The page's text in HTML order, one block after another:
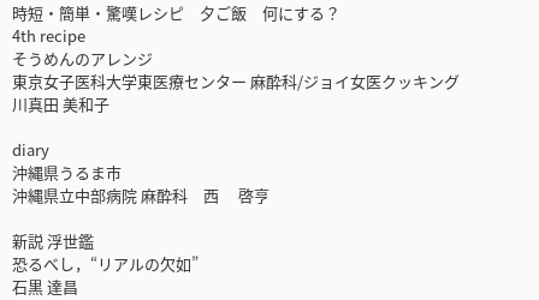
時短・簡単・驚嘆レシピ 夕ご飯 何にする？
4th recipe
そうめんのアレンジ
東京女子医科大学東医療センター 麻酔科/ジョイ女医クッキング
川真田 美和子
diary
沖縄県うるま市
沖縄県立中部病院 麻酔科 西 啓亨
新説 浮世鑑
恐るべし，“リアルの欠如”
石黒 達昌